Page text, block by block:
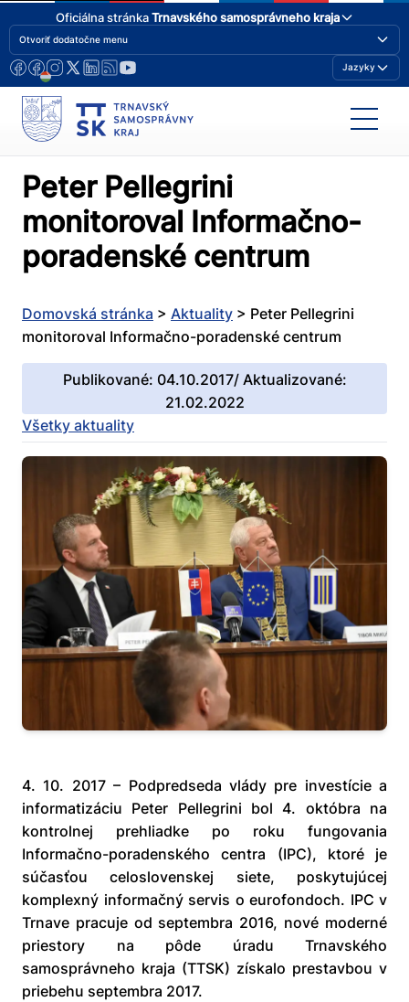
Oficiálna stránkaTrnavského samosprávneho kraja
Otvoriť dodatočne menu
Jazyky
Peter Pellegrini
monitoroval Informačno-
poradenské centrum
Domovská stránka > Aktuality > Peter Pellegrini
monitoroval Informačno-poradenské centrum
Publikované: 04.10.2017/ Aktualizované:
21.02.2022
Všetky aktuality
4. 10. 2017 – Podpredseda vlády pre investície a
informatizáciu Peter Pellegrini bol 4. októbra na
kontrolnej prehliadke po roku fungovania
Informačno-poradenského centra (IPC), ktoré je
súčasťou celoslovenskej siete, poskytujúcej
komplexný informačný servis o eurofondoch. IPC v
Trnave pracuje od septembra 2016, nové moderné
priestory na pôde úradu Trnavského
samosprávneho kraja (TTSK) získalo prestavbou v
priebehu septembra 2017.